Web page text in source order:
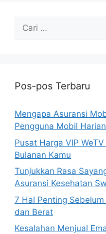
Cari
Pos-pos Terbaru
Mengapa Asuransi
Pengguna Mobil
Pusat Harga VIP
Bulanan Kamu
Tunjukkan Rasa
Asuransi Kesehatan
7 Hal Penting
dan Berat
Kesalahan Menjual